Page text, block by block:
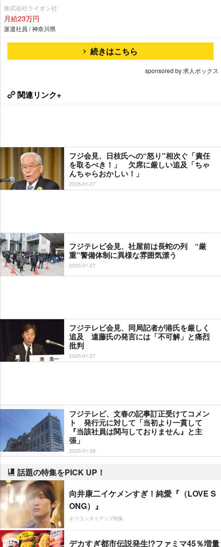
株式会社ライオン社
月給23万円
派遣社員 / 神奈川県
続きはこちら
sponsored by 求人ボックス
関連リンク+
フジ会見、日枝氏への“怒り”相次ぐ「責任
を取るべき！」 欠席に厳しい追及「ちゃ
んちゃらおかしい！」
2025-01-27
フジテレビ会見、社屋前は長蛇の列 “厳
重”警備体制に異様な雰囲気漂う
2025-01-27
フジテレビ会見、同局記者が港氏を厳しく
追及 遠藤氏の発言には「不可解」と痛烈
批判
2025-01-27
フジテレビ、文春の記事訂正受けてコメン
ト 発行元に対して「当初より一貫して
『当該社員は関与しておりません』と主
張」
2025-01-28
話題の特集をPICK UP！
向井康二イケメンすぎ！純愛『（LOVE S
ONG）』
オリコンタイアップ特集
デカすぎ都市伝説発生!?ファミマ45％増量